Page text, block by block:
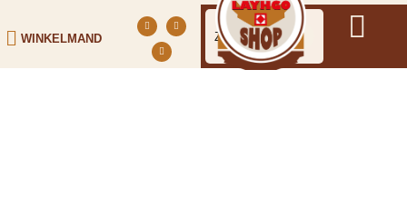
WINKELMAND